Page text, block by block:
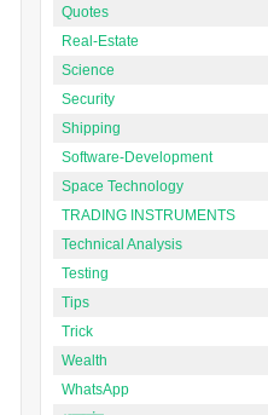
Quotes
Real-Estate
Science
Security
Shipping
Software-Development
Space Technology
TRADING INSTRUMENTS
Technical Analysis
Testing
Tips
Trick
Wealth
WhatsApp